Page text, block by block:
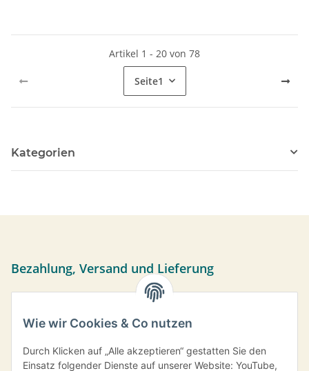
Artikel 1 - 20 von 78
Seite1
Kategorien
Bezahlung, Versand und Lieferung
Sie können per Vorkasse, PayPal oder bei Abholung bar
übermittelt.
Versand frei ab einem Bestellwert von 35,- € innerhalb
Deutschlands.
Wie wir Cookies & Co nutzen
Durch Klicken auf „Alle akzeptieren“ gestatten Sie den
Einsatz folgender Dienste auf unserer Website: YouTube,